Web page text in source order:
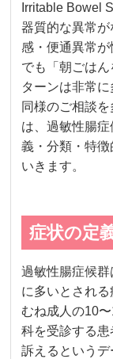
Irritable Bowel
器質的な異常
感・便通異常
でも「朝ごは
ターンは非常
同様のご相談
は、過敏性腸
義・分類・特
いきます。
症状の定
過敏性腸症候
に多いとされ
むね成人の10
科を受診する
訴えるという